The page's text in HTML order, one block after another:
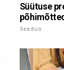
Süütuse
Seadus